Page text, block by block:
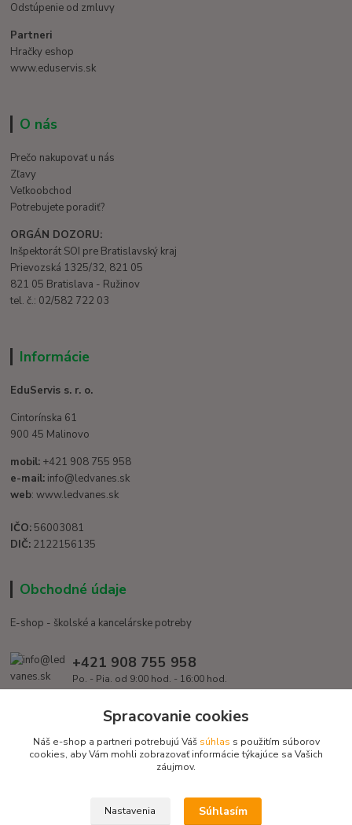
Odstúpenie od zmluvy
Partneri
Hračky eshop
www.eduservis.sk
O nás
Prečo nakupovať u nás
Zľavy
Veľkoobchod
Potrebujete poradiť?
ORGÁN DOZORU:
Inšpektorát SOI pre Bratislavský kraj
Prievozská 1325/32, 821 05
821 05 Bratislava - Ružinov
tel. č.: 02/582 722 03
Informácie
EduServis s. r. o.
Cintorínska 61
900 45 Malinovo
mobil: +421 908 755 958
e-mail: info@ledvanes.sk
web: www.ledvanes.sk
IČO: 56003081
DIČ: 2122156135
Obchodné údaje
E-shop - školské a kancelárske potreby
+421 908 755 958
Po. - Pia. od 9:00 hod. - 16:00 hod.
info@ledvanes.sk
Copyright © 2016 EduServis s. r. o. - Všetky práva vyhradené / Design
Spracovanie cookies
Náš e-shop a partneri potrebujú Váš súhlas s použitím súborov
cookies, aby Vám mohli zobrazovať informácie týkajúce sa Vašich
záujmov.
Nastavenia Súhlasím